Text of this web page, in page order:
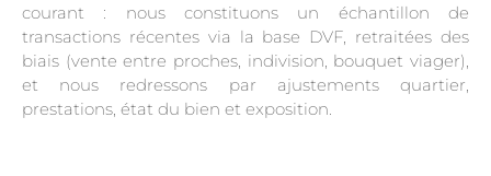
courant : nous constituons un échantillon de
transactions récentes via la base DVF, retraitées des
biais (vente entre proches, indivision, bouquet viager),
et nous redressons par ajustements quartier,
prestations, état du bien et exposition.